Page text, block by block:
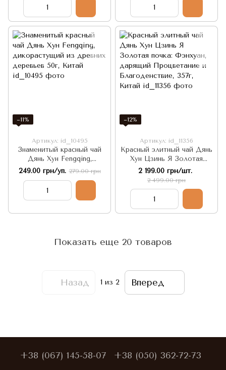
−11%
Артикул: id_10495
Знаменитый красный чай
Дянь Хун Fengqing,
дикорастущий из древних
деревьев 50г, Китай
249.00 грн/уп. 279.00 грн
−12%
Артикул: id_11356
Красный элитный чай Дянь
Хун Цзинь Я Золотая
почка: Фэнхуан, дарящий
Процветание и
Благоденствие, 357г, Китай
2 199.00 грн/шт.
2 499.00 грн
Показать еще 20 товаров
Назад 1 из 2 Вперед
+38 (067) 145-58-07 +38 (050) 362-72-73